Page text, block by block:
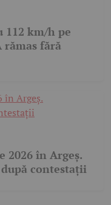
112 km/h pe
rămas fără
2026 în Argeș.
contestații